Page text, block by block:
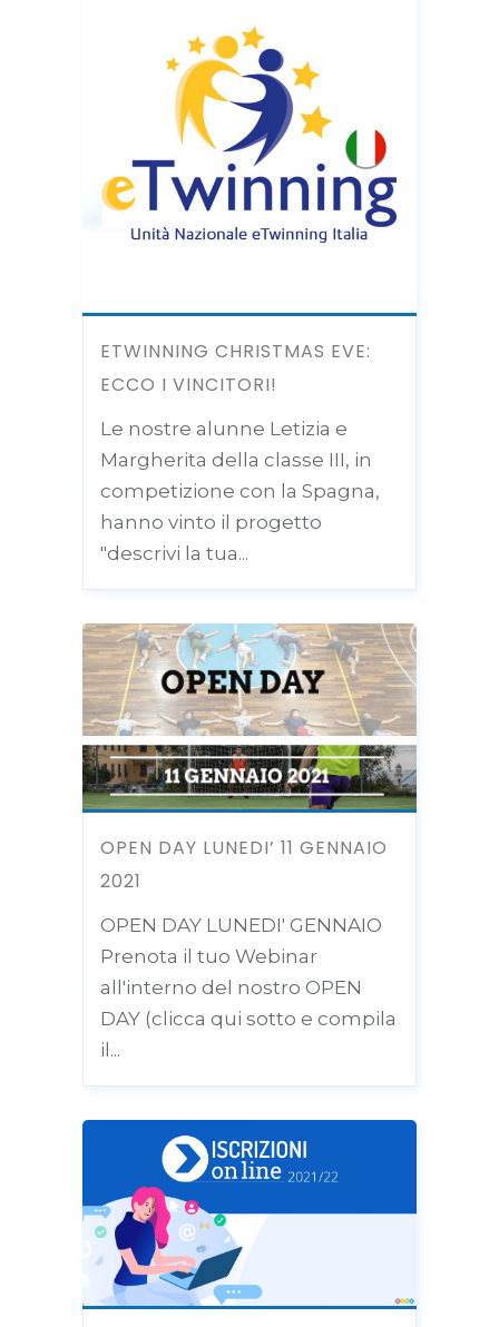
ETWINNING CHRISTMAS EVE:
ECCO I VINCITORI!
Le nostre alunne Letizia e
Margherita della classe III, in
competizione con la Spagna,
hanno vinto il progetto
"descrivi la tua...
OPEN DAY LUNEDI’ 11 GENNAIO
2021
OPEN DAY LUNEDI' GENNAIO
Prenota il tuo Webinar
all'interno del nostro OPEN
DAY (clicca qui sotto e compila
il...